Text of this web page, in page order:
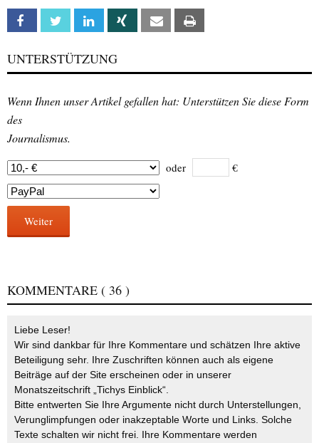
Facebook Twitter Linkedin Xing Email
UNTERSTÜTZUNG
Wenn Ihnen unser Artikel gefallen hat: Unterstützen Sie diese Form
des
Journalismus.
oder €
Weiter
KOMMENTARE ( 36 )
Liebe Leser!
Wir sind dankbar für Ihre Kommentare und schätzen Ihre aktive
Beteiligung sehr. Ihre Zuschriften können auch als eigene
Beiträge auf der Site erscheinen oder in unserer
Monatszeitschrift „Tichys Einblick“.
Bitte entwerten Sie Ihre Argumente nicht durch Unterstellungen,
Verunglimpfungen oder inakzeptable Worte und Links. Solche
Texte schalten wir nicht frei. Ihre Kommentare werden